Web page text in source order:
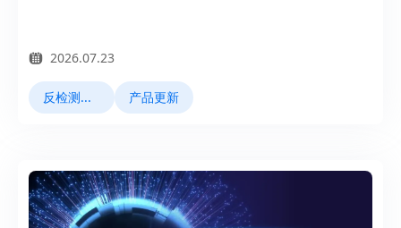
2026.07.23
反检测浏览器 产品更新